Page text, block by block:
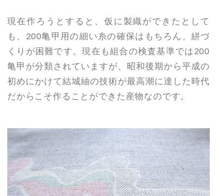
現在作ろうとすると、仮に製織ができたとして
も、200亀甲用の細い糸の確保はもちろん、絣づ
くりが困難です。現在も組合の検査基準では200
亀甲が分類されていますが、昭和後期から平成の
初めにかけて結城紬の技術が最高潮に達した時代
だからこそ作ることができた産物なのです。